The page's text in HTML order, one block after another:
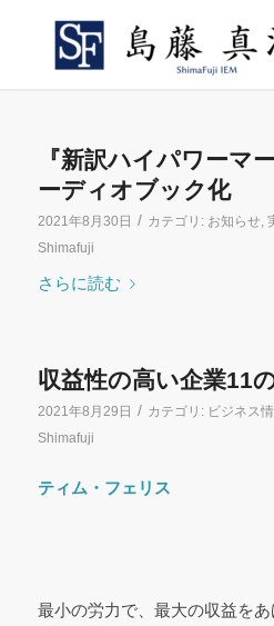
『新訳ハイパワーマ
ーディオブック化
2021年8月30日 / カテゴリ: お知らせ,
Shimafuji
さらに読む
収益性の高い企業11
2021年8月29日 / カテゴリ: ビジネス
Shimafuji
ティム・フェリス
最小の労力で、最大の収益を